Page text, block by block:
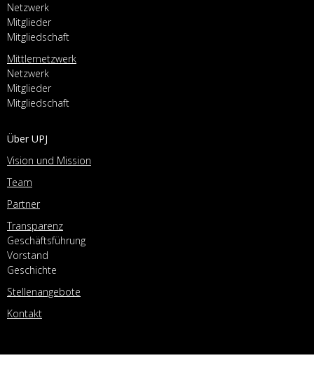
Netzwerk
Mitglieder
Mitgliedschaft
Mittlernetzwerk
Netzwerk
Mitglieder
Mitgliedschaft
Über UPJ
Vision und Mission
Team
Partner
Transparenz
Geschäftsführung
Vorstand
Geschichte
Stellenangebote
Kontakt